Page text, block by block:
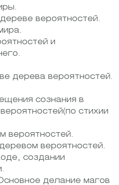
вероятностей.
и
дерева вероятностей.
сознания в
стихии
вероятностей.
вероятностей.
создании
делание магов